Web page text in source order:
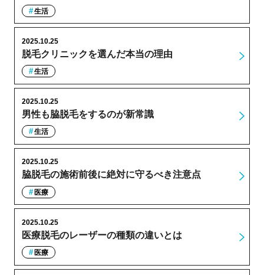
生活
脱毛クリニックを選んだ本当の理由
2025.10.25
生活
男性も脇脱毛をするのが新常識
2025.10.25
生活
脇脱毛の施術前後に絶対に守るべき注意点
2025.10.25
医療
医療脱毛のレーザーの種類の違いとは
2025.10.25
医療